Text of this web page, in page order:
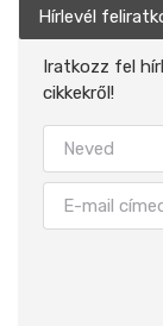
Hírlevél
Iratkozz fel
cikkekről!